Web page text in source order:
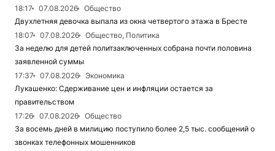
18:17
07.08.2026
Общество
Двухлетняя девочка выпала из окна четвертого этажа в Бресте
18:07
07.08.2026
Общество, Политика
За неделю для детей политзаключенных собрана почти половина
заявленной суммы
17:37
07.08.2026
Экономика
Лукашенко: Сдерживание цен и инфляции остается за
правительством
17:26
07.08.2026
Общество
За восемь дней в милицию поступило более 2,5 тыс. сообщений о
звонках телефонных мошенников